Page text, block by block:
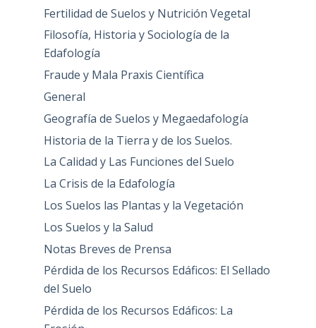
Fertilidad de Suelos y Nutrición Vegetal
Filosofía, Historia y Sociología de la
Edafología
Fraude y Mala Praxis Científica
General
Geografía de Suelos y Megaedafología
Historia de la Tierra y de los Suelos.
La Calidad y Las Funciones del Suelo
La Crisis de la Edafología
Los Suelos las Plantas y la Vegetación
Los Suelos y la Salud
Notas Breves de Prensa
Pérdida de los Recursos Edáficos: El Sellado
del Suelo
Pérdida de los Recursos Edáficos: La